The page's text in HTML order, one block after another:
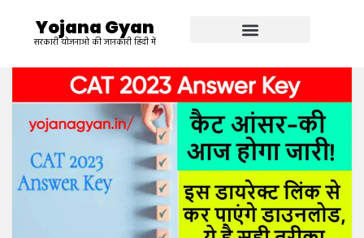
Yojana Gyan
सरकारी योजनाओ की जानकारी हिंदी में